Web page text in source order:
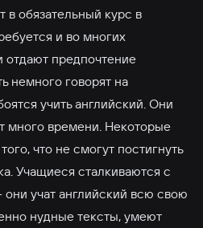
в обязательный курс в
и во многих
отдают предпочтение
немного говорят на
учить английский. Они
много времени. Некоторые
что не смогут постигнуть
Учащиеся сталкиваются с
учат английский всю свою
нудные тексты, умеют